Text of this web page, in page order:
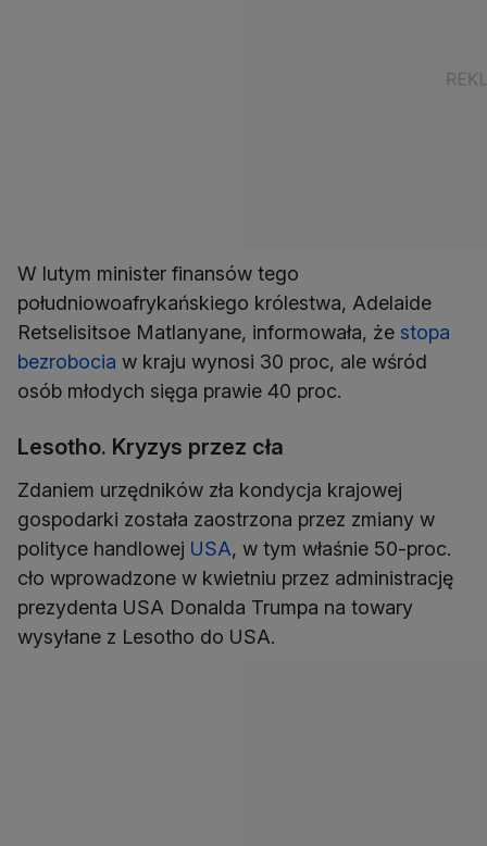
W lutym minister finansów tego
południowoafrykańskiego królestwa, Adelaide
Retselisitsoe Matlanyane, informowała, że stopa
bezrobocia w kraju wynosi 30 proc, ale wśród
osób młodych sięga prawie 40 proc.
Lesotho. Kryzys przez cła
Zdaniem urzędników zła kondycja krajowej
gospodarki została zaostrzona przez zmiany w
polityce handlowej USA, w tym właśnie 50-proc.
cło wprowadzone w kwietniu przez administrację
prezydenta USA Donalda Trumpa na towary
wysyłane z Lesotho do USA.